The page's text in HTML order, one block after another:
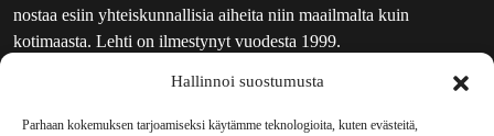
Hallinnoi suostumusta
Parhaan kokemuksen tarjoamiseksi käytämme teknologioita, kuten evästeitä,
nostaa esiin yhteiskunnallisia aiheita niin maailmalta kuin
kotimaasta. Lehti on ilmestynyt vuodesta 1999.
UUTISKIRJE